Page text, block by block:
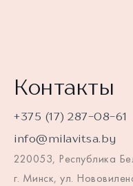
Контакты
+375 (17) 287-08-61
info@milavitsa.by
220053, Республика
г. Минск, ул.